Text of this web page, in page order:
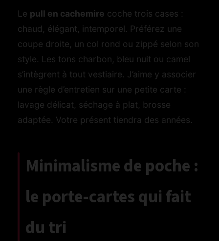
Le pull en cachemire coche trois cases :
chaud, élégant, intemporel. Préférez une
coupe droite, un col rond ou zippé selon son
style. Les tons charbon, bleu nuit ou camel
s’intègrent à tout vestiaire. J’aime y associer
une règle d’entretien sur une petite carte :
lavage délicat, séchage à plat, brosse
adaptée. Votre présent tiendra des années.
Minimalisme de poche :
le porte-cartes qui fait
du tri